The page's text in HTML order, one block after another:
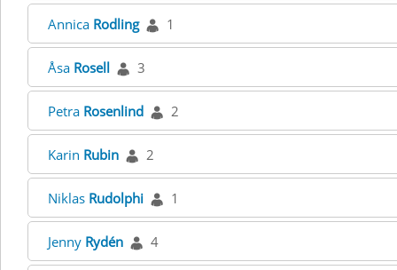
Annica Rodling 1
Åsa Rosell 3
Petra Rosenlind 2
Karin Rubin 2
Niklas Rudolphi 1
Jenny Rydén 4